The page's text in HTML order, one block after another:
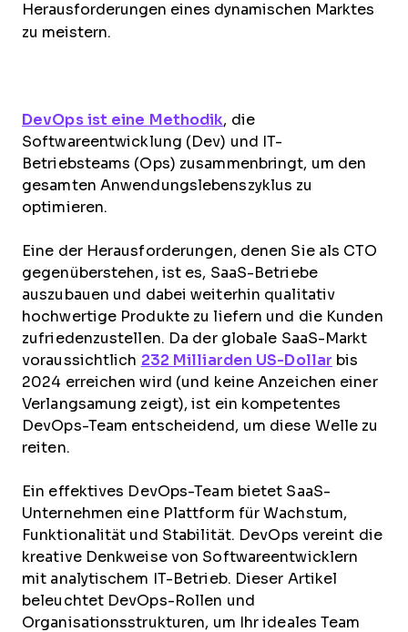
Herausforderungen eines dynamischen Marktes
zu meistern.
DevOps ist eine Methodik, die
Softwareentwicklung (Dev) und IT-
Betriebsteams (Ops) zusammenbringt, um den
gesamten Anwendungslebenszyklus zu
optimieren.
Eine der Herausforderungen, denen Sie als CTO
gegenüberstehen, ist es, SaaS-Betriebe
auszubauen und dabei weiterhin qualitativ
hochwertige Produkte zu liefern und die Kunden
zufriedenzustellen. Da der globale SaaS-Markt
voraussichtlich 232 Milliarden US-Dollar bis
2024 erreichen wird (und keine Anzeichen einer
Verlangsamung zeigt), ist ein kompetentes
DevOps-Team entscheidend, um diese Welle zu
reiten.
Ein effektives DevOps-Team bietet SaaS-
Unternehmen eine Plattform für Wachstum,
Funktionalität und Stabilität. DevOps vereint die
kreative Denkweise von Softwareentwicklern
mit analytischem IT-Betrieb. Dieser Artikel
beleuchtet DevOps-Rollen und
Organisationsstrukturen, um Ihr ideales Team